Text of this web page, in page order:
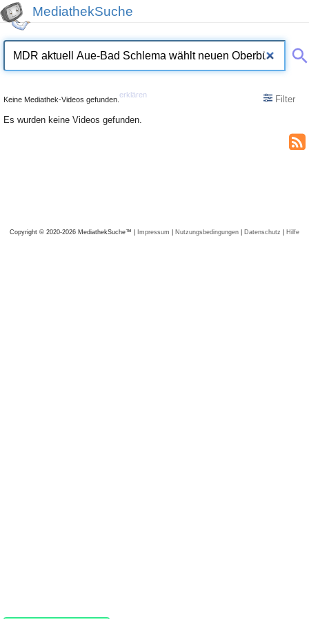
MediathekSuche
Keine Mediathek-Videos gefunden.
erklären
Filter
Es wurden keine Videos gefunden.
Copyright © 2020-2026 MediathekSuche™ | Impressum | Nutzungsbedingungen | Datenschutz | Hilfe